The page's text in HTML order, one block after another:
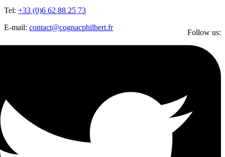
Tel: +33 (0)6 62 88 25 73
E-mail: contact@cognacphilbert.fr
Follow us: